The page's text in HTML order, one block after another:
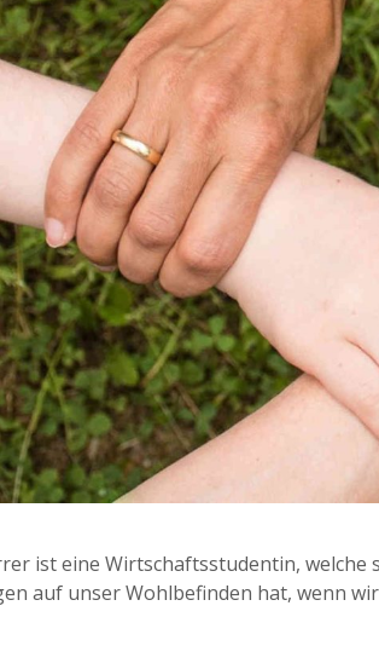
ist eine Wirtschaftsstudentin,
auf unser Wohlbefinden hat, wenn